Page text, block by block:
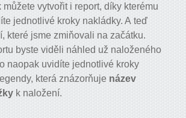
vytvořit i report, díky kterému
jednotlivé kroky nakládky. A teď
které jsme zmiňovali na začátku.
byste viděli náhled už naloženého
naopak uvidíte jednotlivé kroky
která znázorňuje název
k naložení.